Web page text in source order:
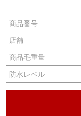
商品番号
店舗
商品毛重量
防水レベル